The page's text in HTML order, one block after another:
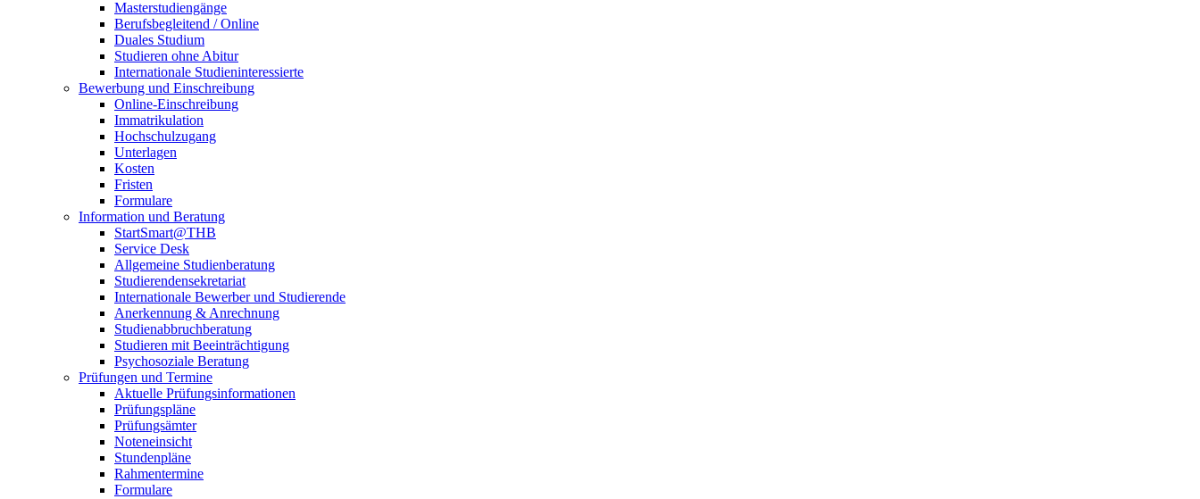
Masterstudiengänge
Berufsbegleitend / Online
Duales Studium
Studieren ohne Abitur
Internationale Studieninteressierte
Bewerbung und Einschreibung
Online-Einschreibung
Immatrikulation
Hochschulzugang
Unterlagen
Kosten
Fristen
Formulare
Information und Beratung
StartSmart@THB
Service Desk
Allgemeine Studienberatung
Studierendensekretariat
Internationale Bewerber und Studierende
Anerkennung & Anrechnung
Studienabbruchberatung
Studieren mit Beeinträchtigung
Psychosoziale Beratung
Prüfungen und Termine
Aktuelle Prüfungsinformationen
Prüfungspläne
Prüfungsämter
Noteneinsicht
Stundenpläne
Rahmentermine
Formulare